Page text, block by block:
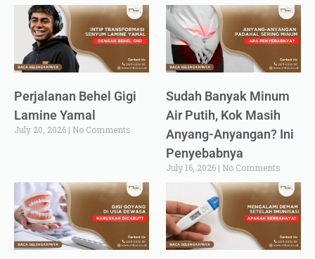
Perjalanan Behel Gigi
Lamine Yamal
July 20, 2026 No Comments
Sudah Banyak Minum
Air Putih, Kok Masih
Anyang-Anyangan? Ini
Penyebabnya
July 16, 2026 No Comments